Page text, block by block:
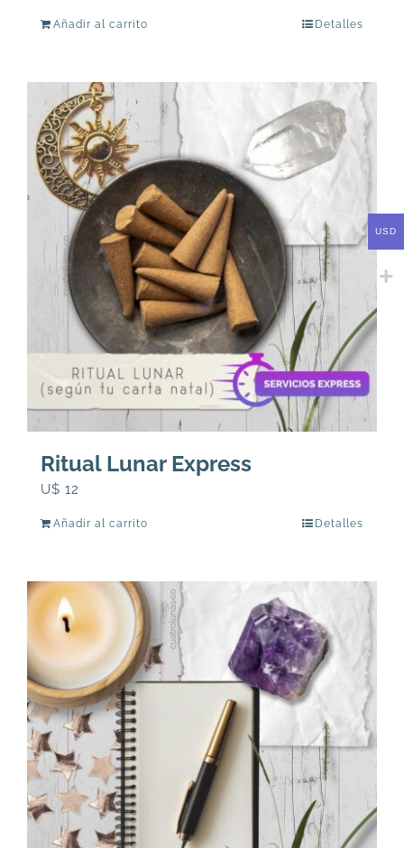
Añadir al carrito Detalles
Ritual Lunar Express
U$ 12
Añadir al carrito Detalles
USD